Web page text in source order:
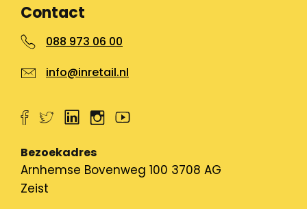
Contact
088 973 06 00
info@inretail.nl
Bezoekadres
Arnhemse Bovenweg 100 3708 AG
Zeist